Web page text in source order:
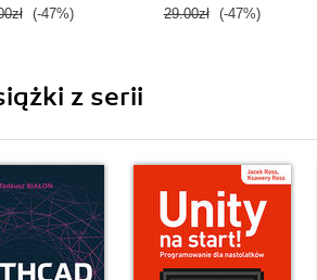
(-47%) 29.00zł (-47%)
z serii